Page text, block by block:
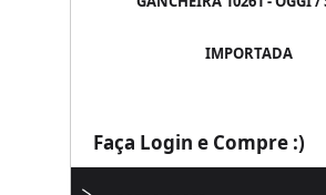
IMPORTADA
Faça Login e Compre :)